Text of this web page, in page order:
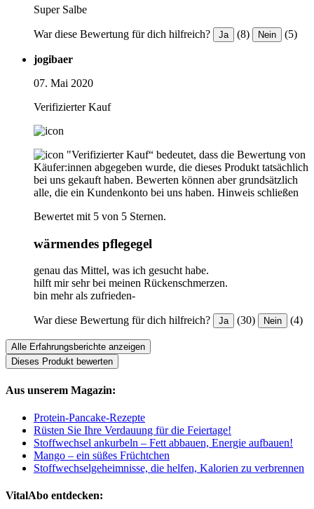
Super Salbe
War diese Bewertung für dich hilfreich? Ja (8) Nein (5)
jogibaer
07. Mai 2020
Verifizierter Kauf
"Verifizierter Kauf“ bedeutet, dass die Bewertung von
Käufer:innen abgegeben wurde, die dieses Produkt tatsächlich
bei uns gekauft haben. Bewerten können aber grundsätzlich
alle, die ein Kundenkonto bei uns haben. Hinweis schließen
Bewertet mit 5 von 5 Sternen.
wärmendes pflegegel
genau das Mittel, was ich gesucht habe.
hilft mir sehr bei meinen Rückenschmerzen.
bin mehr als zufrieden-
War diese Bewertung für dich hilfreich? Ja (30) Nein (4)
Alle Erfahrungsberichte anzeigen
Dieses Produkt bewerten
Aus unserem Magazin:
Protein-Pancake-Rezepte
Rüsten Sie Ihre Verdauung für die Feiertage!
Stoffwechsel ankurbeln – Fett abbauen, Energie aufbauen!
Mango – ein süßes Früchtchen
Stoffwechselgeheimnisse, die helfen, Kalorien zu verbrennen
VitalAbo entdecken: